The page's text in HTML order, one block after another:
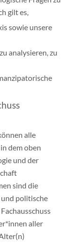
gilt es,
sowie unsere
analysieren, zu
alle
dem oben
und der
sind die
politische
aller